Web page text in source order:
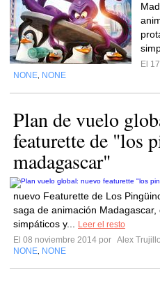
El
NONE NONE
Plan de vuelo
featurette de "los
madagascar"
nuevo Featurette de Los
saga de animación
simpáticos y...
Leer el resto
El 08 noviembre 2014 por Alex Trujillo
NONE NONE